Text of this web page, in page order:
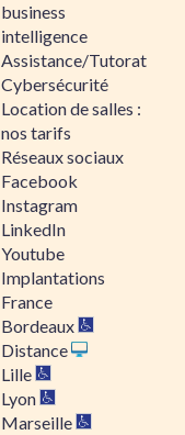
business
intelligence
Assistance/Tutorat
Cybersécurité
Location de salles :
nos tarifs
Réseaux sociaux
Facebook
Instagram
LinkedIn
Youtube
Implantations
France
Bordeaux
Distance
Lille
Lyon
Marseille